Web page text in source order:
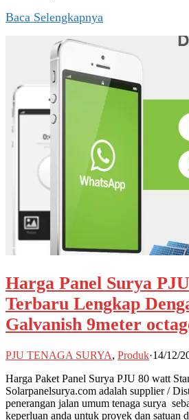
Baca Selengkapnya
Harga Panel Surya
Terbaru Lengkap
Galvanish 9meter
PJU TENAGA SURYA, Produk·14/12/
Harga Paket Panel Surya PJU 80 watt
Solarpanelsurya.com adalah supplier /
penerangan jalan umum tenaga surya
keperluan anda untuk proyek dan satuan